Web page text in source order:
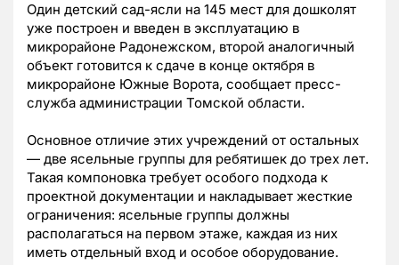
Один детский сад-ясли на 145 мест для дошколят
уже построен и введен в эксплуатацию в
микрорайоне Радонежском, второй аналогичный
объект готовится к сдаче в конце октября в
микрорайоне Южные Ворота, сообщает пресс-
служба администрации Томской области.
Основное отличие этих учреждений от остальных
— две ясельные группы для ребятишек до трех лет.
Такая компоновка требует особого подхода к
проектной документации и накладывает жесткие
ограничения: ясельные группы должны
располагаться на первом этаже, каждая из них
иметь отдельный вход и особое оборудование.